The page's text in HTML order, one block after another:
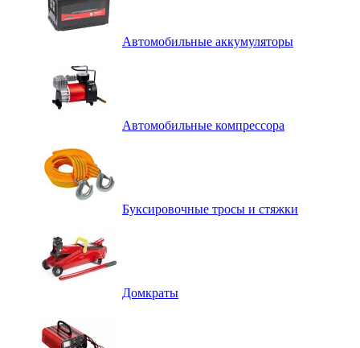
Автомобильные аккумуляторы
Автомобильные компрессора
Буксировочные тросы и стяжки
Домкраты